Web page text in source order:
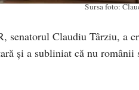
Sursa foto:
senatorul Claudiu Târziu, a
și a subliniat că nu